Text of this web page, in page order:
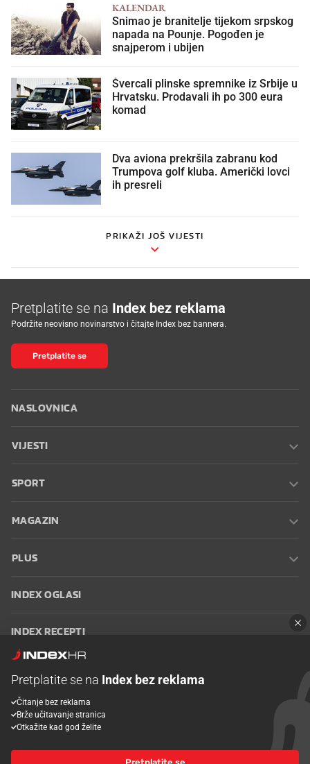
KALENDAR
Snimao je branitelje tijekom srpskog
napada na Pounje. Pogođen je
snajperom i ubijen
Švercali plinske spremnike iz Srbije u
Hrvatsku. Prodavali ih po 300 eura
komad
Dva aviona prekršila zabranu kod
Trumpova golf kluba. Američki lovci
ih presreli
PRIKAŽI JOŠ VIJESTI
Pretplatite se na Index bez reklama
Podržite neovisno novinarstvo i čitajte Index bez bannera.
Pretplatite se
NASLOVNICA
VIJESTI
SPORT
MAGAZIN
PLUS
INDEX OGLASI
INDEX RECEPTI
Oglašavanje Zaposli se na Indexu
korištenja
Postavke kolačića
Pretplatite se na Index bez reklama
Čitanje bez reklama
Brže učitavanje stranica
Otkažite kad god želite